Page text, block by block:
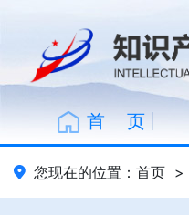
首 页
您现在的位置： 首页 >